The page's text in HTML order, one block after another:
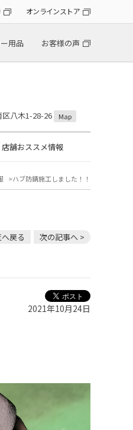
オンラインストア
用品 お客様の声
八木1-28-26 Map
店舗おススメ情報
ハブ防錆施工しました！！
戻る 次の記事へ >
2021年10月24日